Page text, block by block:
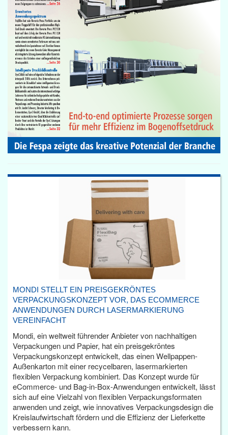
MONDI STELLT EIN PREISGEKRÖNTES
VERPACKUNGSKONZEPT VOR, DAS ECOMMERCE
ANWENDUNGEN DURCH LASERMARKIERUNG
VEREINFACHT
Mondi, ein weltweit führender Anbieter von nachhaltigen
Verpackungen und Papier, hat ein preisgekröntes
Verpackungskonzept entwickelt, das einen Wellpappen-
Außenkarton mit einer recycelbaren, lasermarkierten
flexiblen Verpackung kombiniert. Das Konzept wurde für
eCommerce- und Bag-in-Box-Anwendungen entwickelt, lässt
sich auf eine Vielzahl von flexiblen Verpackungsformaten
anwenden und zeigt, wie innovatives Verpackungsdesign die
Kreislaufwirtschaft fördern und die Effizienz der Lieferkette
verbessern kann.